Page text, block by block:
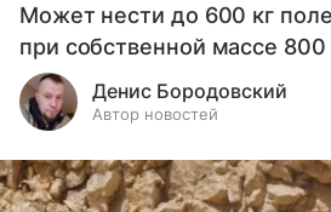
Может нести до 600 кг
при собственной массе 800
Денис Бородовский
Автор новостей